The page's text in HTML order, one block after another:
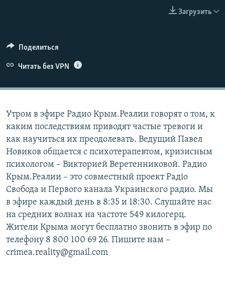
Все сайты RFE/RL
Загрузить
Поделиться
Читать без VPN
Утром в эфире Радио Крым.Реалии говорят о том, к
каким последствиям приводят частые тревоги и
как научиться их преодолевать. Ведущий Павел
Новиков общается с психотерапевтом, кризисным
психологом – Викторией Веретенниковой. Радио
Крым.Реалии – это совместный проект Радіо
Свобода и Первого канала Украинского радио. Мы
в эфире каждый день в 8:35 и 18:30. Слушайте нас
на средних волнах на частоте 549 килогерц.
Жители Крыма могут бесплатно звонить в эфир по
телефону 8 800 100 69 26. Пишите нам –
crimea.reality@gmail.com